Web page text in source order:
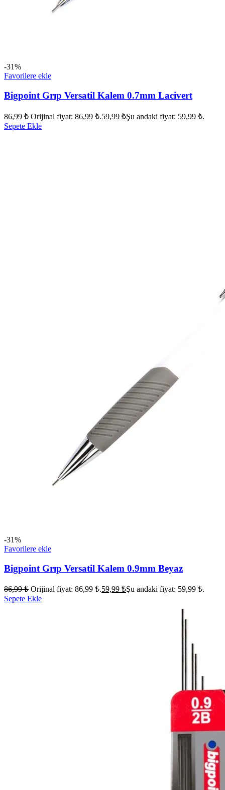
-31%
Favorilere ekle
Bigpoint Grıp Versatil Kalem 0.7mm Lacivert
86,99₺ Orijinal fiyat: 86,99 ₺.59,99 ₺Şu andaki fiyat: 59,99 ₺.
Sepete Ekle
-31%
Favorilere ekle
Bigpoint Grıp Versatil Kalem 0.9mm Beyaz
86,99₺ Orijinal fiyat: 86,99 ₺.59,99 ₺Şu andaki fiyat: 59,99 ₺.
Sepete Ekle